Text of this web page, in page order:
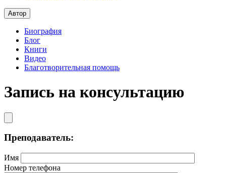
Автор
Биография
Блог
Книги
Видео
Благотворительная помощь
Запись на консультацию
Преподаватель:
Имя
Номер телефона